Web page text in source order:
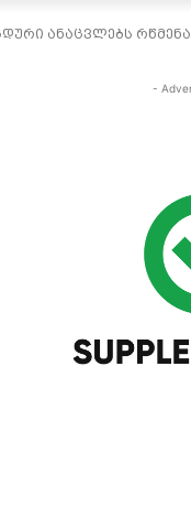
ანაცვლებს
-